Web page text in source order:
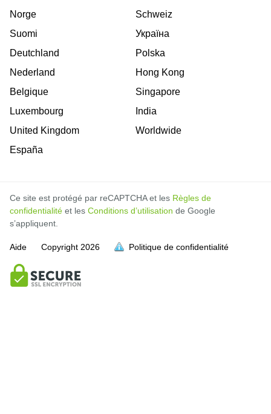
Norge
Suomi
Deutchland
Nederland
Belgique
Luxembourg
United Kingdom
España
Schweiz
Україна
Polska
Hong Kong
Singapore
India
Worldwide
Ce site est protégé par reCAPTCHA et les Règles de
confidentialité et les Conditions d’utilisation de Google
s’appliquent.
Aide Copyright 2026 Politique de confidentialité